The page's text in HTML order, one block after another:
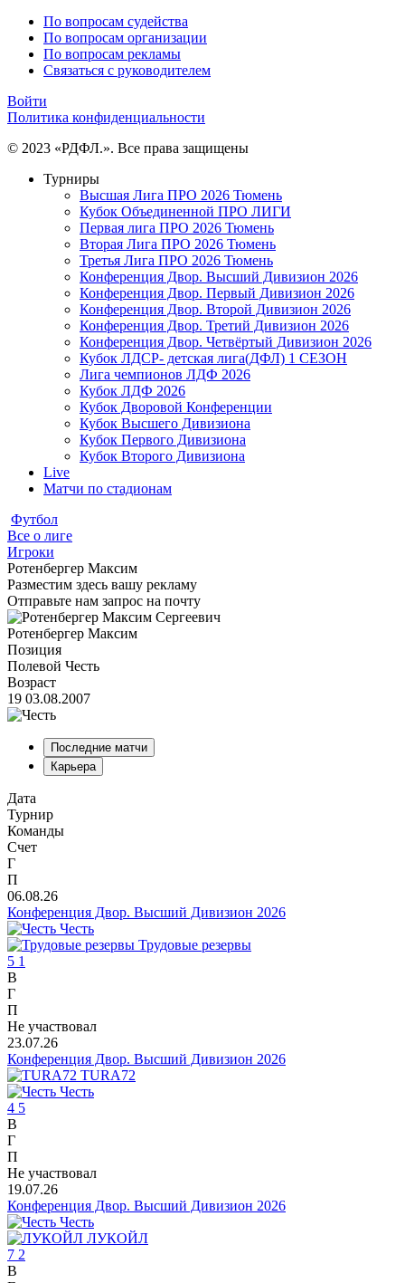
По вопросам судейства
По вопросам организации
По вопросам рекламы
Связаться с руководителем
Войти
Политика конфиденциальности
© 2023 «РДФЛ.». Все права защищены
Турниры
Высшая Лига ПРО 2026 Тюмень
Кубок Объединенной ПРО ЛИГИ
Первая лига ПРО 2026 Тюмень
Вторая Лига ПРО 2026 Тюмень
Третья Лига ПРО 2026 Тюмень
Конференция Двор. Высший Дивизион 2026
Конференция Двор. Первый Дивизион 2026
Конференция Двор. Второй Дивизион 2026
Конференция Двор. Третий Дивизион 2026
Конференция Двор. Четвёртый Дивизион 2026
Кубок ЛДСР- детская лига(ДФЛ) 1 СЕЗОН
Лига чемпионов ЛДФ 2026
Кубок ЛДФ 2026
Кубок Дворовой Конференции
Кубок Высшего Дивизиона
Кубок Первого Дивизиона
Кубок Второго Дивизиона
Live
Матчи по стадионам
Футбол
Все о лиге
Игроки
Ротенбергер Максим
Разместим здесь вашу рекламу
Отправьте нам запрос на почту
Ротенбергер Максим
Позиция
Полевой Честь
Возраст
19 03.08.2007
Последние матчи
Карьера
Дата
Турнир
Команды
Счет
Г
П
06.08.26
Конференция Двор. Высший Дивизион 2026
Честь
Трудовые резервы
5 1
В
Г
П
Не участвовал
23.07.26
Конференция Двор. Высший Дивизион 2026
TURA72
Честь
4 5
В
Г
П
Не участвовал
19.07.26
Конференция Двор. Высший Дивизион 2026
Честь
ЛУКОЙЛ
7 2
В